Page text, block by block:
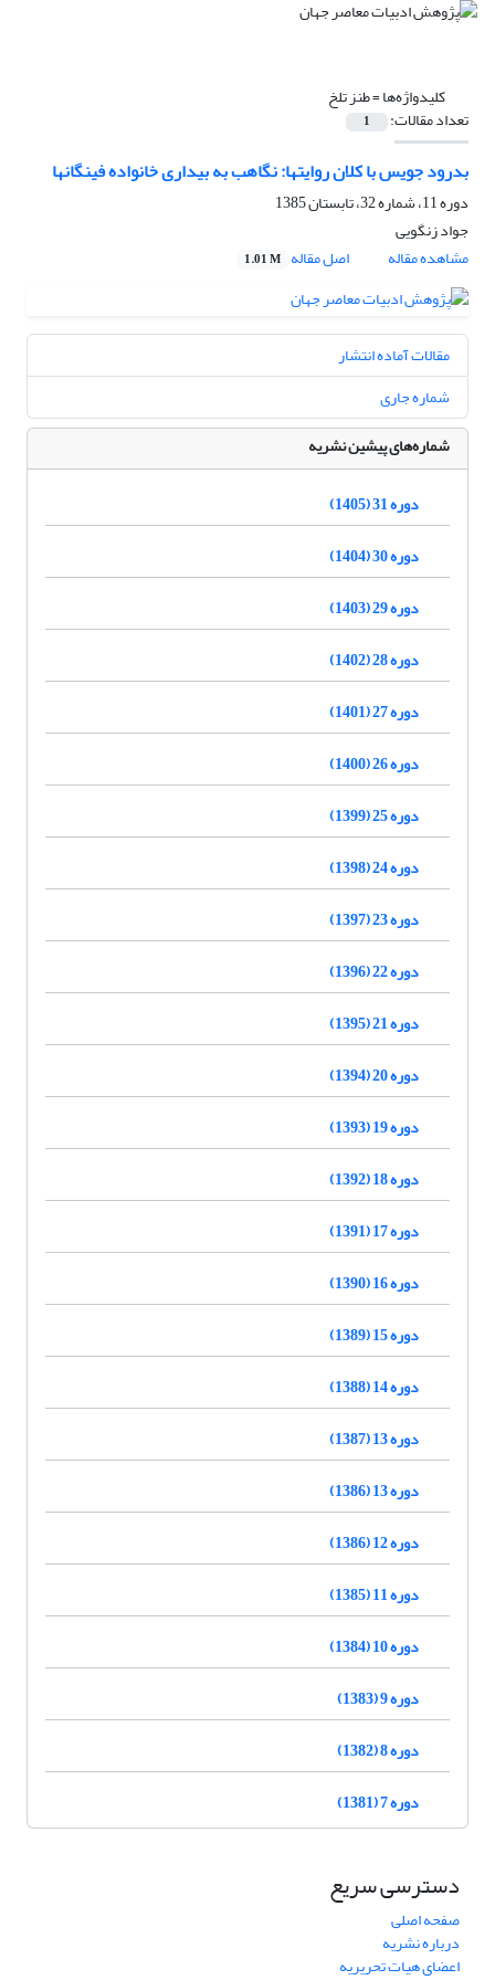
کلیدواژه‌ها =طنز تلخ
تعداد مقالات: 1
بدرود جویس با کلان روایتها: نگاهب به بیداری خانواده فینگانها
دوره 11، شماره 32، تابستان 1385
جواد زنگویی
مشاهده مقاله
اصل مقاله 1.01 M
مقالات آماده انتشار
شماره جاری
شماره‌های پیشین نشریه
دوره 31 (1405)
دوره 30 (1404)
دوره 29 (1403)
دوره 28 (1402)
دوره 27 (1401)
دوره 26 (1400)
دوره 25 (1399)
دوره 24 (1398)
دوره 23 (1397)
دوره 22 (1396)
دوره 21 (1395)
دوره 20 (1394)
دوره 19 (1393)
دوره 18 (1392)
دوره 17 (1391)
دوره 16 (1390)
دوره 15 (1389)
دوره 14 (1388)
دوره 13 (1387)
دوره 13 (1386)
دوره 12 (1386)
دوره 11 (1385)
دوره 10 (1384)
دوره 9 (1383)
دوره 8 (1382)
دوره 7 (1381)
دسترسی سریع
صفحه اصلی
درباره نشریه
اعضای هیات تحریریه